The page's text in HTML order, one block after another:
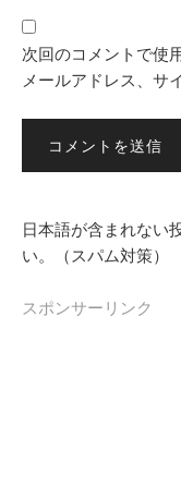
次回のコメントで使
メールアドレス、サ
日本語が含まれない
い。（スパム対策）
スポンサーリンク